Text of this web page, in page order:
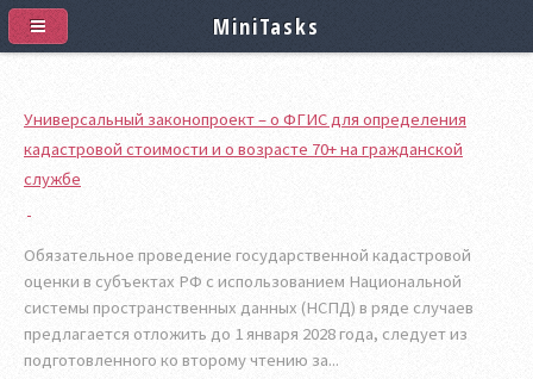
Универсальный законопроект – о ФГИС для определения
кадастровой стоимости и о возрасте 70+ на гражданской
службе
Обязательное проведение государственной кадастровой
оценки в субъектах РФ с использованием Национальной
системы пространственных данных (НСПД) в ряде случаев
предлагается отложить до 1 января 2028 года, следует из
подготовленного ко второму чтению за...
MiniTasks